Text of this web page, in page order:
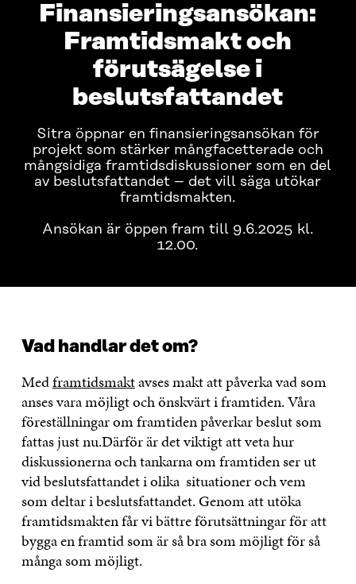
Finansieringsansökan:
Framtidsmakt och
förutsägelse i
beslutsfattandet
Sitra öppnar en finansieringsansökan för
projekt som stärker mångfacetterade och
mångsidiga framtidsdiskussioner som en del
av beslutsfattandet – det vill säga utökar
framtidsmakten.
Ansökan är öppen fram till 9.6.2025 kl.
12.00.
Vad handlar det om?
Medframtidsmaktavses makt att påverka vad som
anses vara möjligt och önskvärt i framtiden. Våra
föreställningar om framtiden påverkar beslut som
fattas just nu.Därför är det viktigt att veta hur
diskussionerna och tankarna om framtiden ser ut
vid beslutsfattandet i olika situationer och vem
som deltar i beslutsfattandet. Genom att utöka
framtidsmakten får vi bättre förutsättningar för att
bygga en framtid som är så bra som möjligt för så
många som möjligt.